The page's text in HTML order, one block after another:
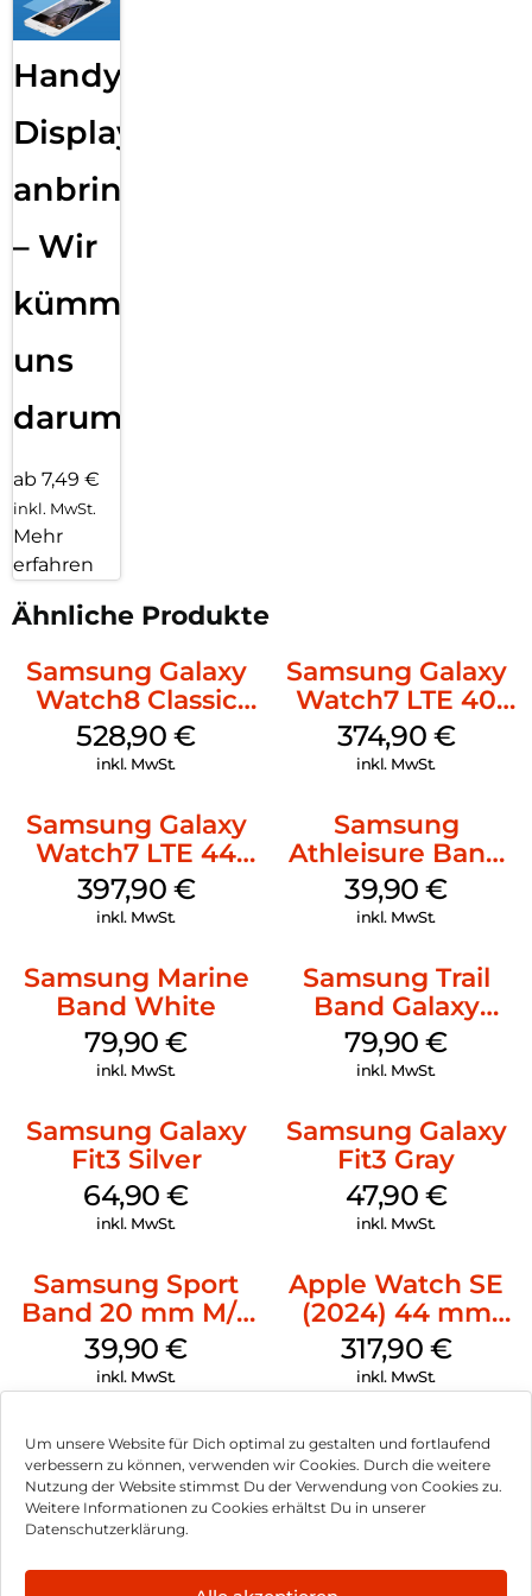
Um unsere Website für Dich optimal zu gestalten und fortlaufend
verbessern zu können, verwenden wir Cookies. Durch die weitere
Nutzung der Website stimmst Du der Verwendung von Cookies zu.
Weitere Informationen zu Cookies erhältst Du in unserer
Datenschutzerklärung.
Handy
Displayfolie
anbringen
– Wir
kümmern
uns
darum!
ab 7,49 €
inkl. MwSt.
Mehr
erfahren
Ähnliche Produkte
Samsung Galaxy
Watch8 Classic
Black
528,90€
inkl. MwSt.
Samsung Galaxy
Watch7 LTE 40
mm Cream
374,90 €
inkl. MwSt.
Samsung Galaxy
Watch7 LTE 44
mm Green
397,90 €
inkl. MwSt.
Samsung
Athleisure Band
M/L Galaxy
Watch7 Silver
39,90€
inkl. MwSt.
Samsung Marine
Band White
79,90€
inkl. MwSt.
Samsung Trail
Band Galaxy
Watch Ultra
Orange
79,90€
inkl. MwSt.
Samsung Galaxy
Fit3 Silver
64,90€
inkl. MwSt.
Samsung Galaxy
Fit3 Gray
47,90 €
inkl. MwSt.
Samsung Sport
Band 20 mm M/L
Galaxy Watch4
Serie Graphite
39,90€
inkl. MwSt.
Apple Watch SE
(2024) 44 mm
GPS + Cellular
(Sportarmband
Mitternacht M/L)
317,90 €
inkl. MwSt.
Impressum